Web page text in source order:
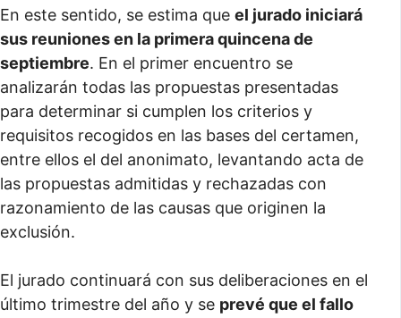
En este sentido, se estima que el jurado iniciará
sus reuniones en la primera quincena de
septiembre. En el primer encuentro se
analizarán todas las propuestas presentadas
para determinar si cumplen los criterios y
requisitos recogidos en las bases del certamen,
entre ellos el del anonimato, levantando acta de
las propuestas admitidas y rechazadas con
razonamiento de las causas que originen la
exclusión.
El jurado continuará con sus deliberaciones en el
último trimestre del año y se prevé que el fallo